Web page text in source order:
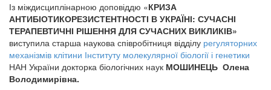
Із міждисциплінарною доповіддю «КРИЗА
АНТИБІОТИКОРЕЗИСТЕНТНОСТІ В УКРАЇНІ: СУЧАСНІ
ТЕРАПЕВТИЧНІ РІШЕННЯ ДЛЯ СУЧАСНИХ ВИКЛИКІВ»
виступила старша наукова співробітниця відділу регуляторних
механізмів клітини Інституту молекулярної біології і генетики
НАН України докторка біологічних наук МОШИНЕЦЬ Олена
Володимирівна.